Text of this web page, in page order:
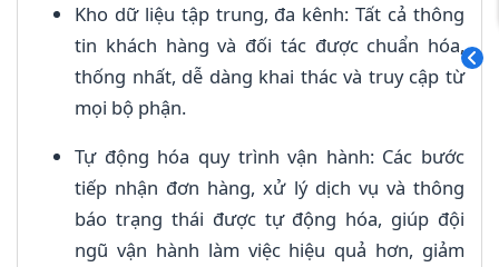
Kho dữ liệu tập trung, đa kênh: Tất cả thông
tin khách hàng và đối tác được chuẩn hóa,
thống nhất, dễ dàng khai thác và truy cập từ
mọi bộ phận.
Tự động hóa quy trình vận hành: Các bước
tiếp nhận đơn hàng, xử lý dịch vụ và thông
báo trạng thái được tự động hóa, giúp đội
ngũ vận hành làm việc hiệu quả hơn, giảm